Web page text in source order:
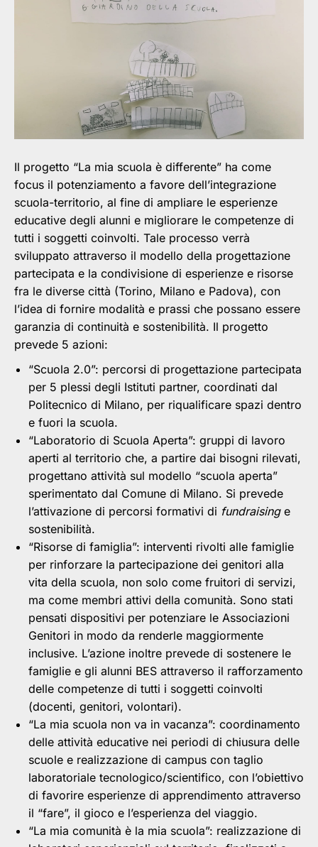
Il progetto “La mia scuola è differente” ha come
focus il potenziamento a favore dell’integrazione
scuola-territorio, al fine di ampliare le esperienze
educative degli alunni e migliorare le competenze di
tutti i soggetti coinvolti. Tale processo verrà
sviluppato attraverso il modello della progettazione
partecipata e la condivisione di esperienze e risorse
fra le diverse città (Torino, Milano e Padova), con
l’idea di fornire modalità e prassi che possano essere
garanzia di continuità e sostenibilità. Il progetto
prevede 5 azioni:
“Scuola 2.0”: percorsi di progettazione partecipata
per 5 plessi degli Istituti partner, coordinati dal
Politecnico di Milano, per riqualificare spazi dentro
e fuori la scuola.
“Laboratorio di Scuola Aperta”: gruppi di lavoro
aperti al territorio che, a partire dai bisogni rilevati,
progettano attività sul modello “scuola aperta”
sperimentato dal Comune di Milano. Si prevede
l’attivazione di percorsi formativi di fundraisinge
sostenibilità.
“Risorse di famiglia”: interventi rivolti alle famiglie
per rinforzare la partecipazione dei genitori alla
vita della scuola, non solo come fruitori di servizi,
ma come membri attivi della comunità. Sono stati
pensati dispositivi per potenziare le Associazioni
Genitori in modo da renderle maggiormente
inclusive. L’azione inoltre prevede di sostenere le
famiglie e gli alunni BES attraverso il rafforzamento
delle competenze di tutti i soggetti coinvolti
(docenti, genitori, volontari).
“La mia scuola non va in vacanza”: coordinamento
delle attività educative nei periodi di chiusura delle
scuole e realizzazione di campus con taglio
laboratoriale tecnologico/scientifico, con l’obiettivo
di favorire esperienze di apprendimento attraverso
il “fare”, il gioco e l’esperienza del viaggio.
“La mia comunità è la mia scuola”: realizzazione di